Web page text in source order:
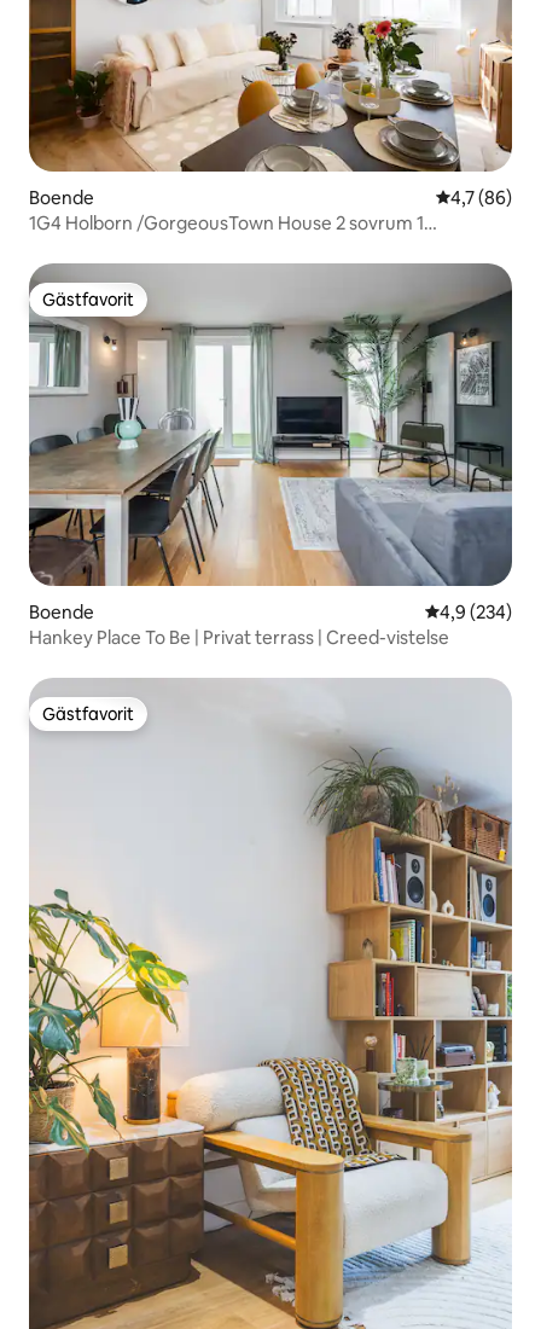
Boende 4,7 av 5 i
4,7 (86)
1G4 Holborn /GorgeousTown House 2 sovrum 1
Gästfavorit
Gästfavorit
Boende 4,9 av 5 i
4,9 (234)
Hankey Place To Be | Privat terrass | Creed-vistelse
Gästfavorit
Gästfavorit